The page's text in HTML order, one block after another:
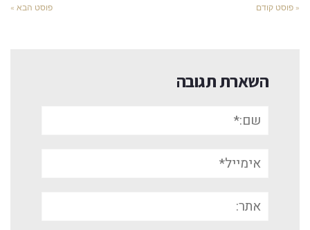
« פוסט קודם פוסט הבא »
השארת תגובה
אימייל*